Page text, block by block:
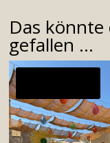
Das könnte
gefallen …